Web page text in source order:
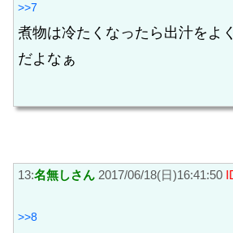
>>7
煮物は冷たくなったら出汁をよ
だよなぁ
13:名無しさん 2017/06/18(日)16:41:50
>>8